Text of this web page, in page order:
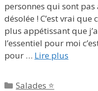
personnes qui sont
désolée ! C’est vrai que
plus appétissant que
l’essentiel pour moi
pour … Lire plus
Catégories
Salades ⭐